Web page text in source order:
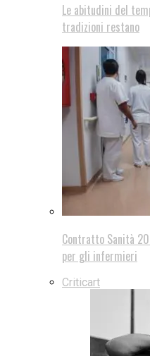
Le abitudini del
tradizioni restano
Contratto Sanità
per gli infermieri
Criticart